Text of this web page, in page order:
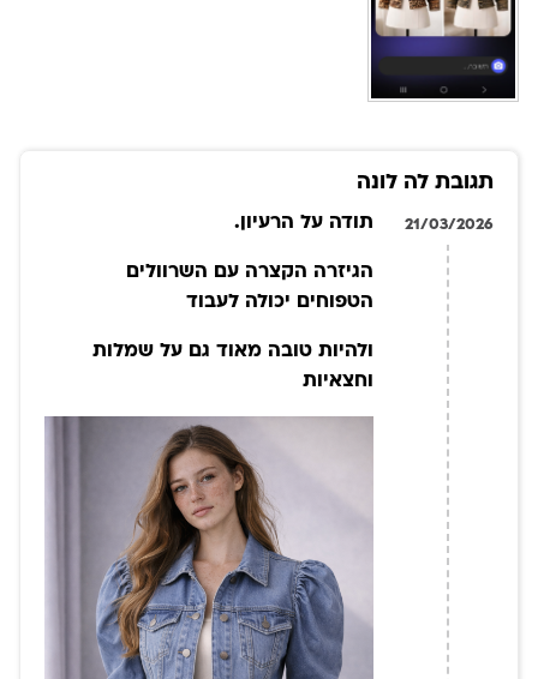
תגובת לה לונה
21/03/2026 תודה על הרעיון.
הגיזרה הקצרה עם השרוולים
הטפוחים יכולה לעבוד
ולהיות טובה מאוד גם על שמלות
וחצאיות